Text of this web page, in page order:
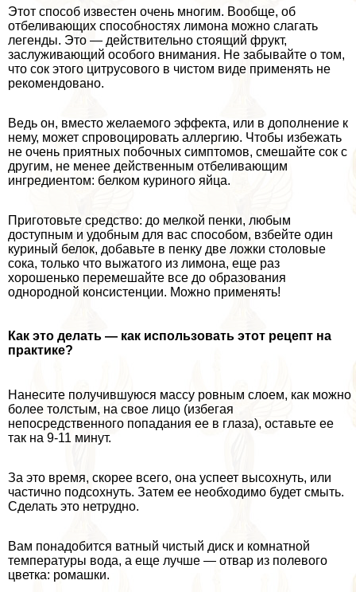
Этот способ известен очень многим. Вообще, об
отбеливающих способностях лимона можно слагать
легенды. Это — действительно стоящий фрукт,
заслуживающий особого внимания. Не забывайте о том,
что сок этого цитрусового в чистом виде применять не
рекомендовано.
Ведь он, вместо желаемого эффекта, или в дополнение к
нему, может спровоцировать аллергию. Чтобы избежать
не очень приятных побочных симптомов, смешайте сок с
другим, не менее действенным отбеливающим
ингредиентом: белком куриного яйца.
Приготовьте средство: до мелкой пенки, любым
доступным и удобным для вас способом, взбейте один
куриный белок, добавьте в пенку две ложки столовые
сока, только что выжатого из лимона, еще раз
хорошенько перемешайте все до образования
однородной консистенции. Можно применять!
Как это делать — как использовать этот рецепт на
пpaктике?
Нанесите получившуюся массу ровным слоем, как можно
более толстым, на свое лицо (избегая
непосредственного попадания ее в глаза), оставьте ее
так на 9-11 минут.
За это время, скорее всего, она успеет высохнуть, или
частично подсохнуть. Затем ее необходимо будет смыть.
Сделать это нетрудно.
Вам понадобится ватный чистый диск и комнатной
температуры вода, а еще лучше — отвар из полевого
цветка: ромашки.